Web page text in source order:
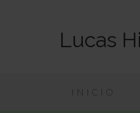
Lucas
INICIO